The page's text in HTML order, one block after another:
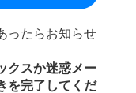
ったらお知らせ
クスか迷惑メー
を完了してくだ